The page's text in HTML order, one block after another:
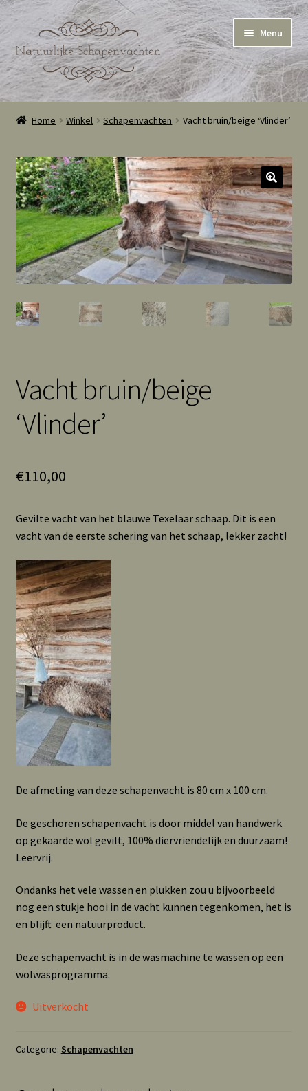
Ga
door
naar
navigatie
Ga
naar
de
inhoud
Menu
Home
Winkelmand
Cookie Policy (EU)
Home Winkel Schapenvachten Vacht bruin/beige ‘Vlinder’
Vacht bruin/beige
‘Vlinder’
€110,00
Gevilte vacht van het blauwe Texelaar schaap. Dit is een
vacht van de eerste schering van het schaap, lekker zacht!
De afmeting van deze schapenvacht is 80 cm x 100 cm.
De geschoren schapenvacht is door middel van handwerk
op gekaarde wol gevilt, 100% diervriendelijk en duurzaam!
Leervrij.
Ondanks het vele wassen en plukken zou u bijvoorbeeld
nog een stukje hooi in de vacht kunnen tegenkomen, het is
en blijft een natuurproduct.
Deze schapenvacht is in de wasmachine te wassen op een
wolwasprogramma.
Uitverkocht
Categorie: Schapenvachten